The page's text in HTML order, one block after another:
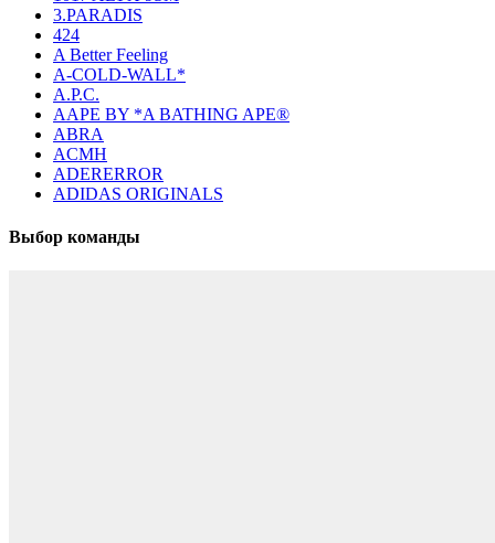
3.PARADIS
424
A Better Feeling
A-COLD-WALL*
A.P.C.
AAPE BY *A BATHING APE®
ABRA
ACMH
ADERERROR
ADIDAS ORIGINALS
Выбор команды